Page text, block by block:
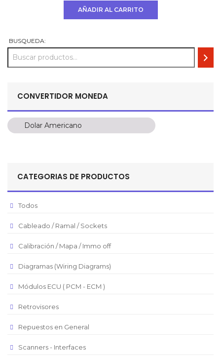
era:
es:
AÑADIR AL CARRITO
BUSQUEDA:
CONVERTIDOR MONEDA
Dolar Americano
Dolar Americano
Pesos Mexicanos
Euro
Real Brasilero
CATEGORIAS DE PRODUCTOS
Todos
Cableado / Ramal / Sockets
Calibración / Mapa / Immo off
Diagramas (Wiring Diagrams)
Módulos ECU ( PCM - ECM )
Retrovisores
Repuestos en General
Scanners - Interfaces